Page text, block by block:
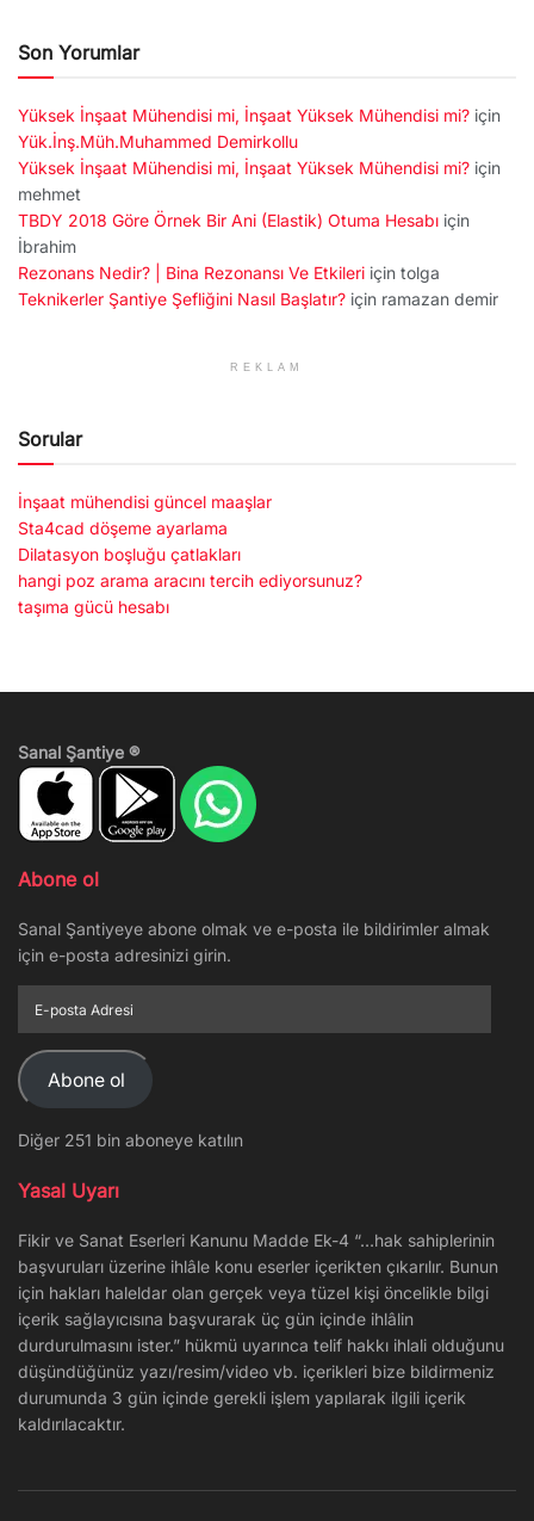
Son Yorumlar
Yüksek İnşaat Mühendisi mi, İnşaat Yüksek Mühendisi mi? için
Yük.İnş.Müh.Muhammed Demirkollu
Yüksek İnşaat Mühendisi mi, İnşaat Yüksek Mühendisi mi? için
mehmet
TBDY 2018 Göre Örnek Bir Ani (Elastik) Otuma Hesabı için
İbrahim
Rezonans Nedir? | Bina Rezonansı Ve Etkileri için tolga
Teknikerler Şantiye Şefliğini Nasıl Başlatır? için ramazan demir
REKLAM
Sorular
İnşaat mühendisi güncel maaşlar
Sta4cad döşeme ayarlama
Dilatasyon boşluğu çatlakları
hangi poz arama aracını tercih ediyorsunuz?
taşıma gücü hesabı
Sanal Şantiye ®
Abone ol
Sanal Şantiyeye abone olmak ve e-posta ile bildirimler almak
için e-posta adresinizi girin.
posta
Adresi
Abone ol
Diğer 251 bin aboneye katılın
Yasal Uyarı
Fikir ve Sanat Eserleri Kanunu Madde Ek-4 “…hak sahiplerinin
başvuruları üzerine ihlâle konu eserler içerikten çıkarılır. Bunun
için hakları haleldar olan gerçek veya tüzel kişi öncelikle bilgi
içerik sağlayıcısına başvurarak üç gün içinde ihlâlin
durdurulmasını ister.” hükmü uyarınca telif hakkı ihlali olduğunu
düşündüğünüz yazı/resim/video vb. içerikleri bize bildirmeniz
durumunda 3 gün içinde gerekli işlem yapılarak ilgili içerik
kaldırılacaktır.